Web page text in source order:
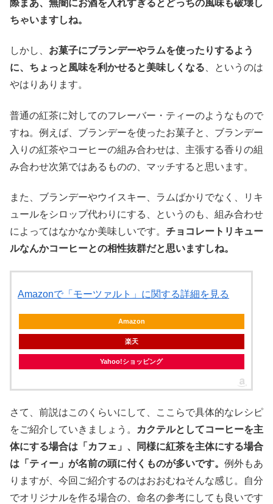
際まあ、無闇にお酒を入れすぎるとどっちの風味も破壊し
ちゃいますしね。
しかし、 お菓子にブランデーやラムを使ったりするよう
に、ちょっと風味を利かせると美味しくなる 、というのは
やはりあります。
普通の紅茶に対してのフレーバー・ティーのようなもので
すね。例えば、ブランデーを使ったお菓子と、ブランデー
入りの紅茶やコーヒーの組み合わせは、主張する香りの組
み合わせ次第ではあるものの、マッチすると思います。
また、ブランデーやウイスキー、ラムばかりでなく、リキ
ュールをシロップ代わりにする、というのも、組み合わせ
によってはなかなか美味しいです。 チョコレートリキュー
ルなんかコーヒーとの相性抜群だと思いますしね。
Amazonで「モーツァルト」に関する詳細を見る
Amazon
楽天
Yahoo!ショッピング
さて、前説はこのくらいにして、ここらで具体的なレシピ
をご紹介していきましょう。
カクテルとしてコーヒーを主
体にする場合は「カフェ」、同様に紅茶を主体にする場合
は「ティー」が名前の頭に付くものが多いです。 例外もあ
りますが、今回ご紹介するのはおおむねそんな感じ。自分
でオリジナルを作る場合の、命名の参考にしても良いです